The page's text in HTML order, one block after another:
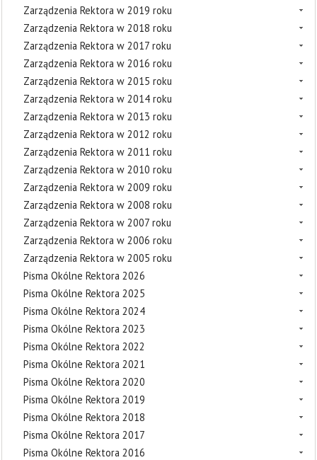
Zarządzenia Rektora w 2019 roku
Zarządzenia Rektora w 2018 roku
Zarządzenia Rektora w 2017 roku
Zarządzenia Rektora w 2016 roku
Zarządzenia Rektora w 2015 roku
Zarządzenia Rektora w 2014 roku
Zarządzenia Rektora w 2013 roku
Zarządzenia Rektora w 2012 roku
Zarządzenia Rektora w 2011 roku
Zarządzenia Rektora w 2010 roku
Zarządzenia Rektora w 2009 roku
Zarządzenia Rektora w 2008 roku
Zarządzenia Rektora w 2007 roku
Zarządzenia Rektora w 2006 roku
Zarządzenia Rektora w 2005 roku
Pisma Okólne Rektora 2026
Pisma Okólne Rektora 2025
Pisma Okólne Rektora 2024
Pisma Okólne Rektora 2023
Pisma Okólne Rektora 2022
Pisma Okólne Rektora 2021
Pisma Okólne Rektora 2020
Pisma Okólne Rektora 2019
Pisma Okólne Rektora 2018
Pisma Okólne Rektora 2017
Pisma Okólne Rektora 2016